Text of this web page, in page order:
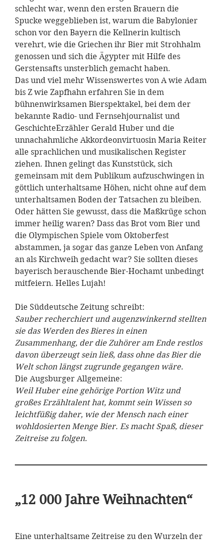
schlecht war, wenn den ersten Brauern die
Spucke weggeblieben ist, warum die Babylonier
schon vor den Bayern die Kellnerin kultisch
verehrt, wie die Griechen ihr Bier mit Strohhalm
genossen und sich die Ägypter mit Hilfe des
Gerstensafts unsterblich gemacht haben.
Das und viel mehr Wissenswertes von A wie Adam
bis Z wie Zapfhahn erfahren Sie in dem
bühnenwirksamen Bierspektakel, bei dem der
bekannte Radio- und Fernsehjournalist und
GeschichteErzähler Gerald Huber und die
unnachahmliche Akkordeonvirtuosin Maria Reiter
alle sprachlichen und musikalischen Register
ziehen. Ihnen gelingt das Kunststück, sich
gemeinsam mit dem Publikum aufzuschwingen in
göttlich unterhaltsame Höhen, nicht ohne auf dem
unterhaltsamen Boden der Tatsachen zu bleiben.
Oder hätten Sie gewusst, dass die Maßkrüge schon
immer heilig waren? Dass das Brot vom Bier und
die Olympischen Spiele vom Oktoberfest
abstammen, ja sogar das ganze Leben von Anfang
an als Kirchweih gedacht war? Sie sollten dieses
bayerisch berauschende Bier-Hochamt unbedingt
mitfeiern. Helles Lujah!
Die Süddeutsche Zeitung schreibt:
Sauber recherchiert und augenzwinkernd stellten
sie das Werden des Bieres in einen
Zusammenhang, der die Zuhörer am Ende restlos
davon überzeugt sein ließ, dass ohne das Bier die
Welt schon längst zugrunde gegangen wäre.
Die Augsburger Allgemeine:
Weil Huber eine gehörige Portion Witz und
großes Erzähltalent hat, kommt sein Wissen so
leichtfüßig daher, wie der Mensch nach einer
wohldosierten Menge Bier. Es macht Spaß, dieser
Zeitreise zu folgen.
„12 000 Jahre Weihnachten“
Eine unterhaltsame Zeitreise zu den Wurzeln der